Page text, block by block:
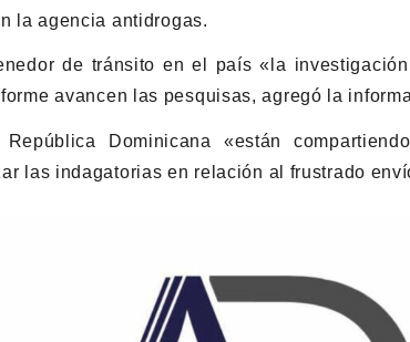
la agencia antidrogas.
de tránsito en el país «la
avancen las pesquisas, agregó la
Dominicana «están
las indagatorias en relación al frustrado